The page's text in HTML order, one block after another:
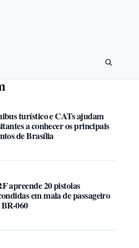
turístico e CATs ajudam
a conhecer os principais
de Brasília
apreende 20 pistolas
em mala de passageiro
060